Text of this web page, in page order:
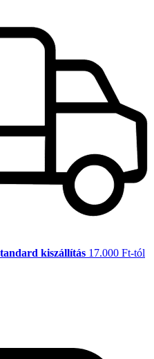
kiszállítás 17.000 Ft-tól